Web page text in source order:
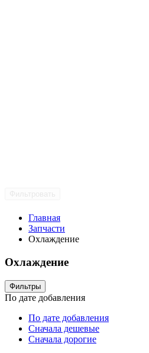
Главная
Запчасти
Охлаждение
Охлаждение
Фильтры
По дате добавления
По дате добавления
Сначала дешевые
Сначала дорогие